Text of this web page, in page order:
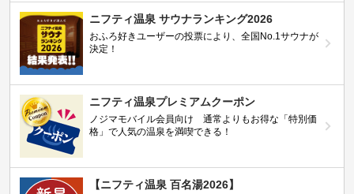
ニフティ温泉 サウナランキング2026
おふろ好きユーザーの投票により、全国No.1サウナが
決定！
ニフティ温泉プレミアムクーポン
ノジマモバイル会員向け 通常よりもお得な「特別価
格」で人気の温泉を満喫できる！
【ニフティ温泉 百名湯2026】